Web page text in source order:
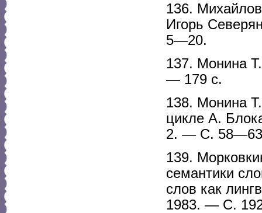
136.
Игорь
5—20.
137. Монина
— 179 с.
138. Монина
цикле А.
2. — С.
139.
семантики
слов как
1983. — С.